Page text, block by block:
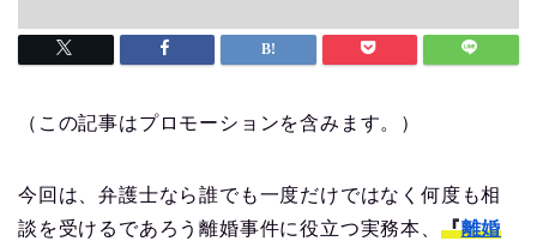
（この記事はプロモーションを含みます。）
今回は、弁護士なら誰でも一度だけではなく何度も相
談を受けるであろう離婚事件に役立つ実務本、 『離婚